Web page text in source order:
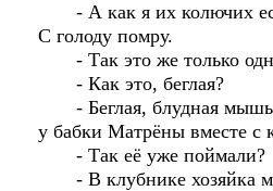
- А как я их колючих
С голоду помру.
- Так это же только
- Как это, беглая?
- Беглая, блудная мышь.
у бабки Матрёны вместе с
- Так её уже поймали?
- В клубнике хозяйка